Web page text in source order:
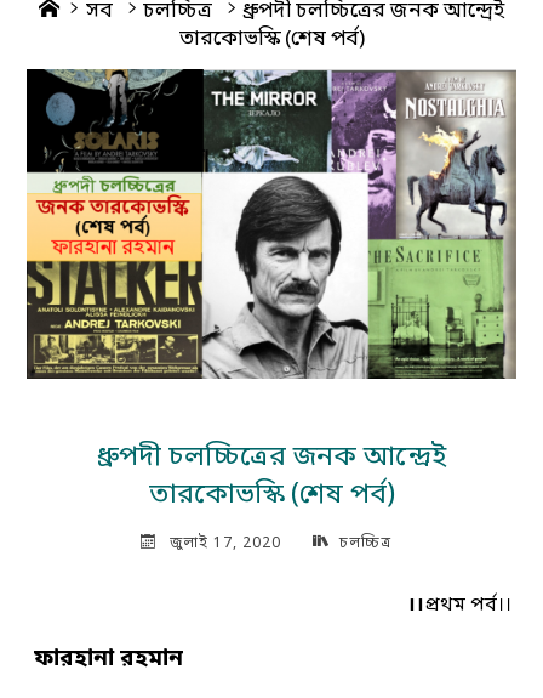
Home
সব চলচ্চিত্র
ধ্রুপদী চলচ্চিত্রের জনক আন্দ্রেই
তারকোভস্কি (শেষ পর্ব)
ধ্রুপদী চলচ্চিত্রের জনক আন্দ্রেই
তারকোভস্কি (শেষ পর্ব)
জুলাই 17, 2020 চলচ্চিত্র
।।প্রথম পর্ব।।
ফারহানা রহমান